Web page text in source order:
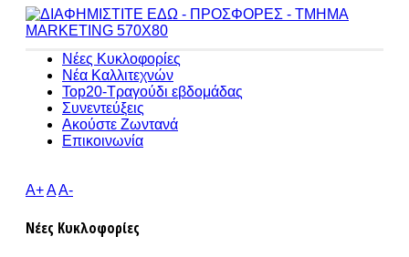
Νέες Κυκλοφορίες
Νέα Καλλιτεχνών
Top20-Τραγούδι εβδομάδας
Συνεντεύξεις
Ακούστε Ζωντανά
Επικοινωνία
A+AA-
Νέες Κυκλοφορίες